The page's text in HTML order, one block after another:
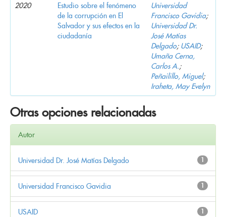
2020
Estudio sobre el fenómeno
de la corrupción en El
Salvador y sus efectos en la
ciudadanía
Universidad
Francisco Gavidia;
Universidad Dr.
José Matías
Delgado; USAID;
Umaña Cerna,
Carlos A.;
Peñailillo, Miguel;
Iraheta, May Evelyn
Otras opciones relacionadas
Autor
1
Universidad Dr. José Matías Delgado
1
Universidad Francisco Gavidia
1
USAID